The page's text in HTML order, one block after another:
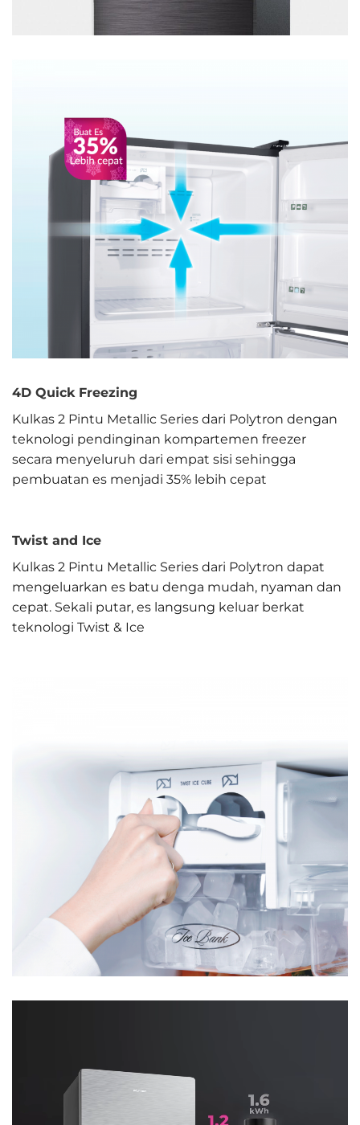
4D Quick Freezing
Kulkas 2 Pintu Metallic Series dari Polytron dengan
teknologi pendinginan kompartemen freezer
secara menyeluruh dari empat sisi sehingga
pembuatan es menjadi 35% lebih cepat
Twist and Ice
Kulkas 2 Pintu Metallic Series dari Polytron dapat
mengeluarkan es batu denga mudah, nyaman dan
cepat. Sekali putar, es langsung keluar berkat
teknologi Twist & Ice